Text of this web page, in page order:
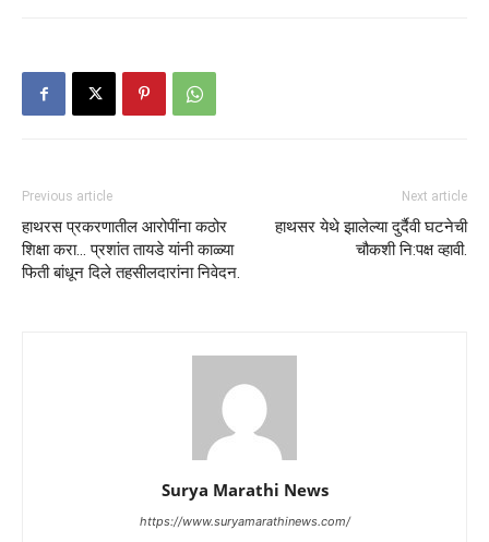
Previous article
हाथरस प्रकरणातील आरोपींना कठोर
शिक्षा करा… प्रशांत तायडे यांनी काळ्या
फिती बांधून दिले तहसीलदारांना निवेदन.
Next article
हाथसर येथे झालेल्या दुर्दैवी घटनेची
चौकशी नि:पक्ष व्हावी.
Surya Marathi News
https://www.suryamarathinews.com/